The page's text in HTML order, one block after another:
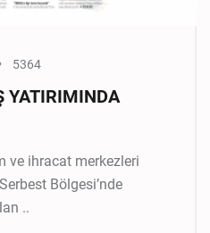
5364
YATIRIMINDA
ve ihracat merkezleri
Bölgesi’nde
..